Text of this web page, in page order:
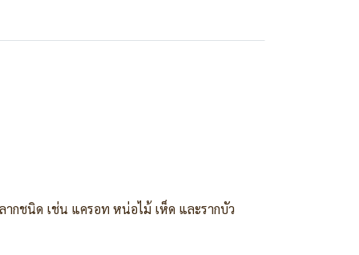
กชนิด เช่น แครอท หน่อไม้ เห็ด และรากบัว